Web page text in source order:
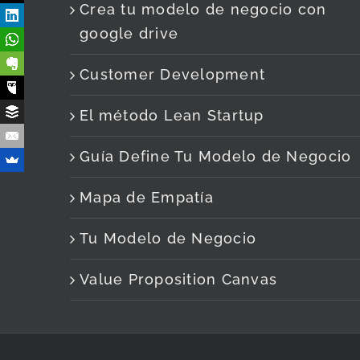
Crea tu modelo de negocio con
google drive
Customer Development
El método Lean Startup
Guía Define Tu Modelo de Negocio
Mapa de Empatía
Tu Modelo de Negocio
Value Proposition Canvas